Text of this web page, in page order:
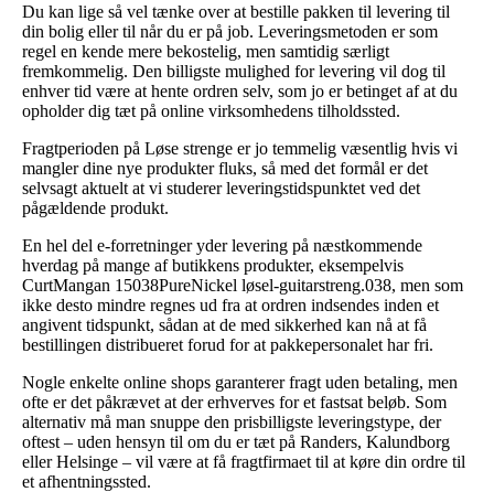
Du kan lige så vel tænke over at bestille pakken til levering til
din bolig eller til når du er på job. Leveringsmetoden er som
regel en kende mere bekostelig, men samtidig særligt
fremkommelig. Den billigste mulighed for levering vil dog til
enhver tid være at hente ordren selv, som jo er betinget af at du
opholder dig tæt på online virksomhedens tilholdssted.
Fragtperioden på Løse strenge er jo temmelig væsentlig hvis vi
mangler dine nye produkter fluks, så med det formål er det
selvsagt aktuelt at vi studerer leveringstidspunktet ved det
pågældende produkt.
En hel del e-forretninger yder levering på næstkommende
hverdag på mange af butikkens produkter, eksempelvis
CurtMangan 15038PureNickel løsel-guitarstreng.038, men som
ikke desto mindre regnes ud fra at ordren indsendes inden et
angivent tidspunkt, sådan at de med sikkerhed kan nå at få
bestillingen distribueret forud for at pakkepersonalet har fri.
Nogle enkelte online shops garanterer fragt uden betaling, men
ofte er det påkrævet at der erhverves for et fastsat beløb. Som
alternativ må man snuppe den prisbilligste leveringstype, der
oftest – uden hensyn til om du er tæt på Randers, Kalundborg
eller Helsinge – vil være at få fragtfirmaet til at køre din ordre til
et afhentningssted.